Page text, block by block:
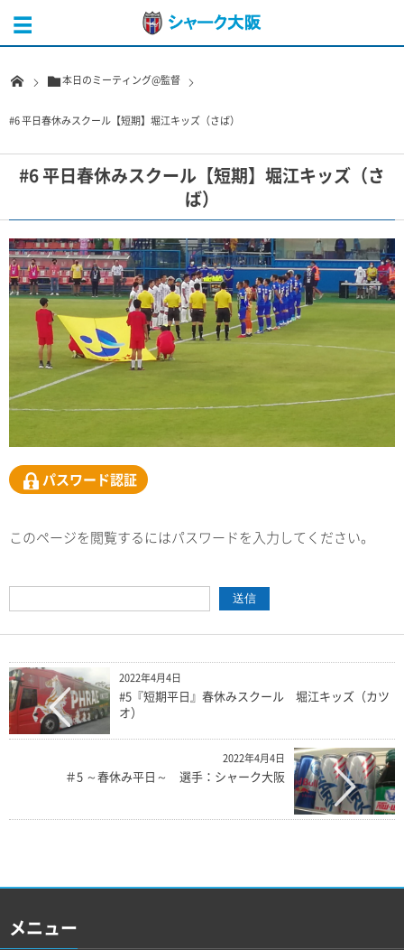
本日のミーティング@監督
#6 平日春休みスクール【短期】堀江キッズ（さば）
#6 平日春休みスクール【短期】堀江キッズ（さ
ば）
パスワード認証
このページを閲覧するにはパスワードを入力してください。
2022年4月4日
#5『短期平日』春休みスクール 堀江キッズ（カツ
オ）
2022年4月4日
＃5 ～春休み平日～ 選手：シャーク大阪
メニュー